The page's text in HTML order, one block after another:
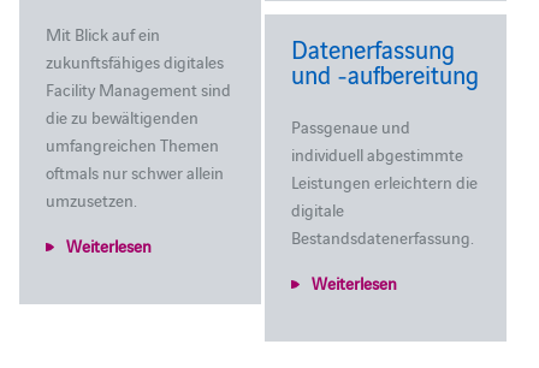
Mit Blick auf ein
zukunftsfähiges digitales
Facility Management sind
die zu bewältigenden
umfangreichen Themen
oftmals nur schwer allein
umzusetzen.
Weiterlesen
Datenerfassung
und ‑aufbereitung
Passgenaue und
individuell abgestimmte
Leistungen erleichtern die
digitale
Bestandsdatenerfassung.
Weiterlesen